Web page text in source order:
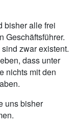
bisher alle frei
Geschäftsführer.
zwar existent.
dass unter
nichts mit den
uns bisher